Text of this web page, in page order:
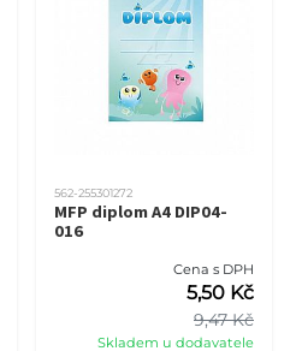
562-255301272
MFP diplom A4 DIP04-
016
Cena s DPH
9,47 Kč
5,50 Kč
Skladem u dodavatele